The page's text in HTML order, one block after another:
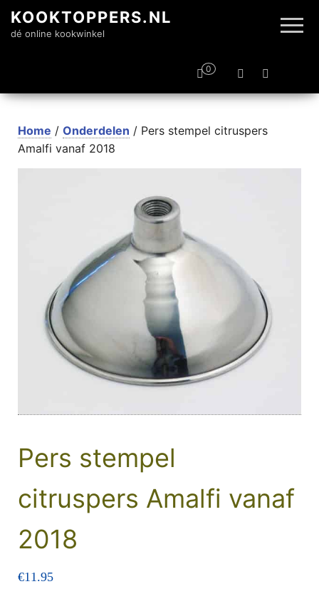
KOOKTOPPERS.NL
dé online kookwinkel
0
Home / Onderdelen / Pers stempel citruspers
Amalfi vanaf 2018
Pers stempel
citruspers Amalfi vanaf
2018
€11.95